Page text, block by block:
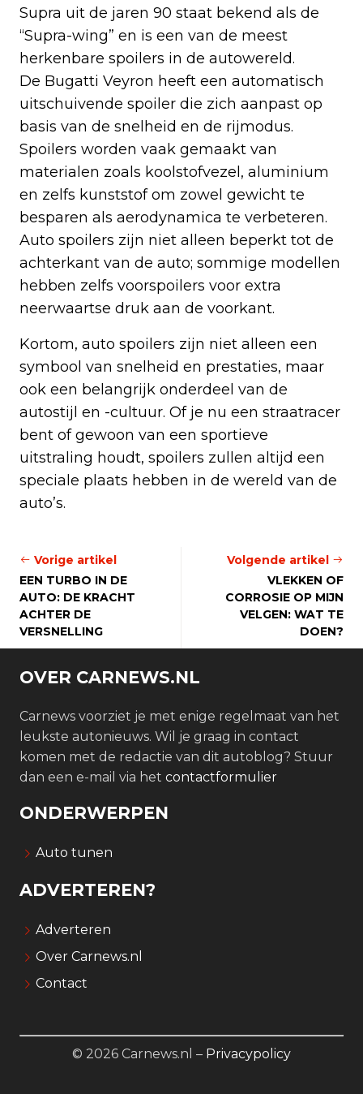
Supra uit de jaren 90 staat bekend als de
“Supra-wing” en is een van de meest
herkenbare spoilers in de autowereld.
De Bugatti Veyron heeft een automatisch
uitschuivende spoiler die zich aanpast op
basis van de snelheid en de rijmodus.
Spoilers worden vaak gemaakt van
materialen zoals koolstofvezel, aluminium
en zelfs kunststof om zowel gewicht te
besparen als aerodynamica te verbeteren.
Auto spoilers zijn niet alleen beperkt tot de
achterkant van de auto; sommige modellen
hebben zelfs voorspoilers voor extra
neerwaartse druk aan de voorkant.
Kortom, auto spoilers zijn niet alleen een
symbool van snelheid en prestaties, maar
ook een belangrijk onderdeel van de
autostijl en -cultuur. Of je nu een straatracer
bent of gewoon van een sportieve
uitstraling houdt, spoilers zullen altijd een
speciale plaats hebben in de wereld van de
auto’s.
Vorige artikel
EEN TURBO IN DE
AUTO: DE KRACHT
ACHTER DE
VERSNELLING
Volgende artikel
VLEKKEN OF
CORROSIE OP MIJN
VELGEN: WAT TE
DOEN?
OVER CARNEWS.NL
Carnews voorziet je met enige regelmaat van het
leukste autonieuws. Wil je graag in contact
komen met de redactie van dit autoblog? Stuur
dan een e-mail via het contactformulier
ONDERWERPEN
Auto tunen
ADVERTEREN?
Adverteren
Over Carnews.nl
Contact
© 2026 Carnews.nl – Privacypolicy